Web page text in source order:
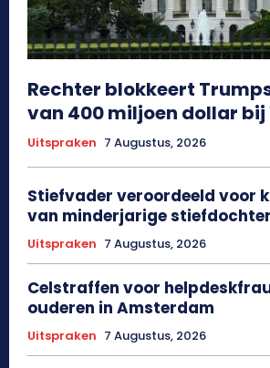
Rechter blokkeert
van 400 miljoen dollar bij
Uitspraken 7 Augustus, 2026
Stiefvader veroordeeld voor
van minderjarige stiefdochter
Uitspraken 7 Augustus, 2026
Celstraffen voor
ouderen in Amsterdam
Uitspraken 7 Augustus, 2026